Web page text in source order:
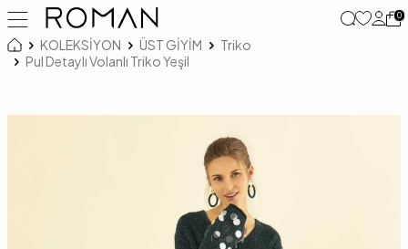
0
KOLEKSİYON ÜST GİYİM
Triko
Pul Detaylı Volanlı Triko Yeşil